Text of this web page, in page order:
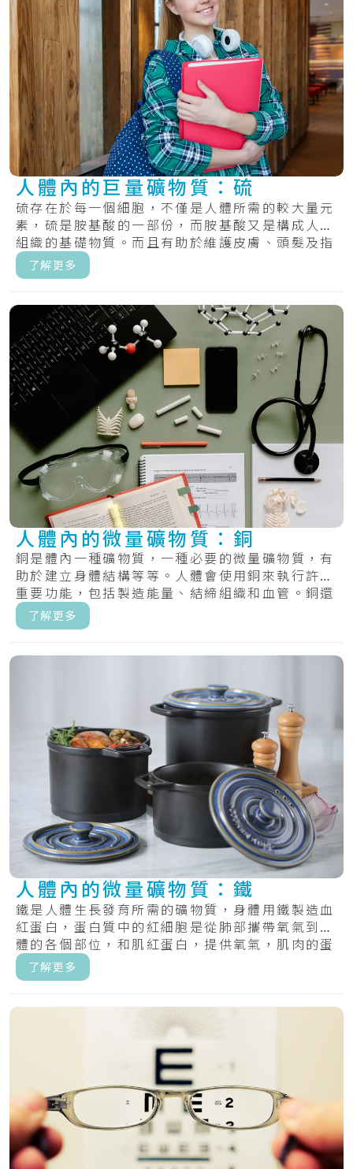
人體內的巨量礦物質：硫
硫存在於每一個細胞，不僅是人體所需的較大量元
素，硫是胺基酸的一部份，而胺基酸又是構成人體
組織的基礎物質。而且有助於維護皮膚、頭髮及指
甲的.....
了解更多
人體內的微量礦物質：銅
銅是體內一種礦物質，一種必要的微量礦物質，有
助於建立身體結構等等。人體會使用銅來執行許多
重要功能，包括製造能量、結締組織和血管。銅還
有助.....
了解更多
人體內的微量礦物質：鐵
鐵是人體生長發育所需的礦物質，身體用鐵製造血
紅蛋白，蛋白質中的紅細胞是從肺部攜帶氧氣到身
體的各個部位，和肌紅蛋白，提供氧氣，肌肉的蛋
白質.....
了解更多